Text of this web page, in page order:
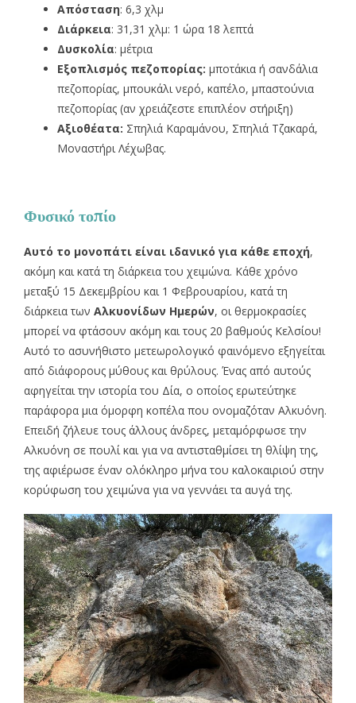
Απόσταση: 6,3 χλμ
Διάρκεια: 31,31 χλμ: 1 ώρα 18 λεπτά
Δυσκολία: μέτρια
Εξοπλισμός πεζοπορίας: μποτάκια ή σανδάλια
πεζοπορίας, μπουκάλι νερό, καπέλο, μπαστούνια
πεζοπορίας (αν χρειάζεστε επιπλέον στήριξη)
Αξιοθέατα: Σπηλιά Καραμάνου, Σπηλιά Τζακαρά,
Μοναστήρι Λέχωβας.
Φυσικό τοπίο
Αυτό το μονοπάτι είναι ιδανικό για κάθε εποχή,
ακόμη και κατά τη διάρκεια του χειμώνα. Κάθε χρόνο
μεταξύ 15 Δεκεμβρίου και 1 Φεβρουαρίου, κατά τη
διάρκεια των Αλκυονίδων Ημερών, οι θερμοκρασίες
μπορεί να φτάσουν ακόμη και τους 20 βαθμούς Κελσίου!
Αυτό το ασυνήθιστο μετεωρολογικό φαινόμενο εξηγείται
από διάφορους μύθους και θρύλους. Ένας από αυτούς
αφηγείται την ιστορία του Δία, ο οποίος ερωτεύτηκε
παράφορα μια όμορφη κοπέλα που ονομαζόταν Αλκυόνη.
Επειδή ζήλευε τους άλλους άνδρες, μεταμόρφωσε την
Αλκυόνη σε πουλί και για να αντισταθμίσει τη θλίψη της,
της αφιέρωσε έναν ολόκληρο μήνα του καλοκαιριού στην
κορύφωση του χειμώνα για να γεννάει τα αυγά της.